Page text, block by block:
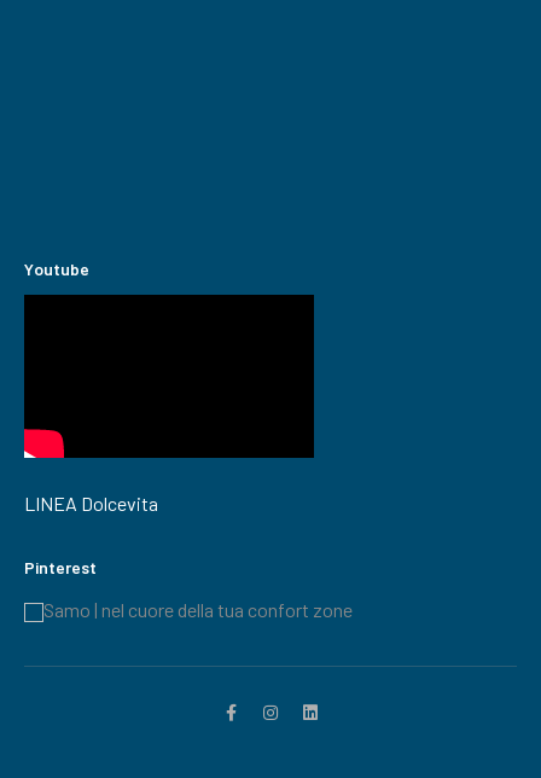
Youtube
LINEA Dolcevita
Pinterest
Samo | nel cuore della tua confort zone